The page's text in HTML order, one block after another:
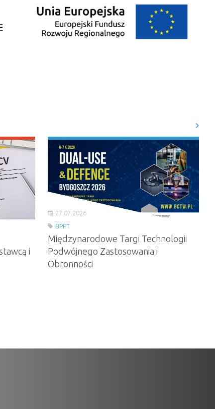
i
27.07.2026
BPPT
Międzynarodowe Targi Technologii
Podwójnego Zastosowania i
Obronności